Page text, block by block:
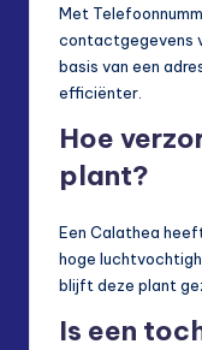
Met
contactgegevens
basis van een
efficiënter.
Hoe
plant?
Een Calathea
hoge
blijft deze plant
Is een